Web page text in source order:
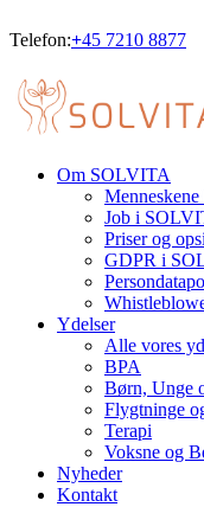
Telefon:+45 7210 8877
Om SOLVITA
Menneskene
Job i
Priser og
GDPR i
Ydelser
Alle vores
BPA
Børn, Unge
Flygtninge
Terapi
Voksne og
Nyheder
Kontakt